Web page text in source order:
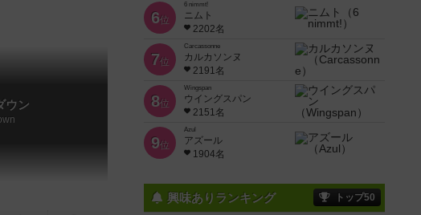
ウン
6位
6 nimmt!
ニムト
2202名
7位
Carcassonne
カルカソンヌ
2191名
8位
Wingspan
ウイングスパン
2151名
9位
Azul
アズール
1904名
興味ありランキング トップ50